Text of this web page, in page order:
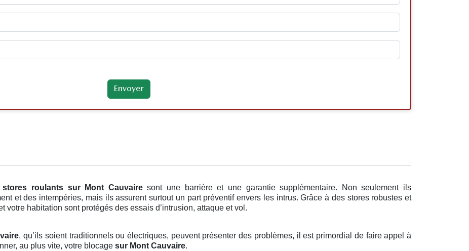
stores roulants sur Mont Cauvairesont une barrière et une garantie supplémentaire. Non seulement ils
et des intempéries, mais ils assurent surtout un part préventif envers les intrus. Grâce à des stores robustes et
votre habitation sont protégés des essais d’intrusion, attaque et vol.
, qu’ils soient traditionnels ou électriques, peuvent présenter des problèmes, il est primordial de faire appel à
au plus vite, votre blocage sur Mont Cauvaire.